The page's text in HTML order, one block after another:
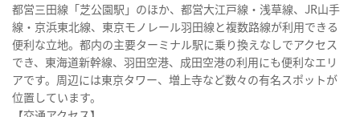
都営三田線「芝公園駅」のほか、都営大江戸線・浅草線、JR山手
線・京浜東北線、東京モノレール羽田線と複数路線が利用できる
便利な立地。都内の主要ターミナル駅に乗り換えなしでアクセス
でき、東海道新幹線、羽田空港、成田空港の利用にも便利なエリ
アです。周辺には東京タワー、増上寺など数々の有名スポットが
位置しています。